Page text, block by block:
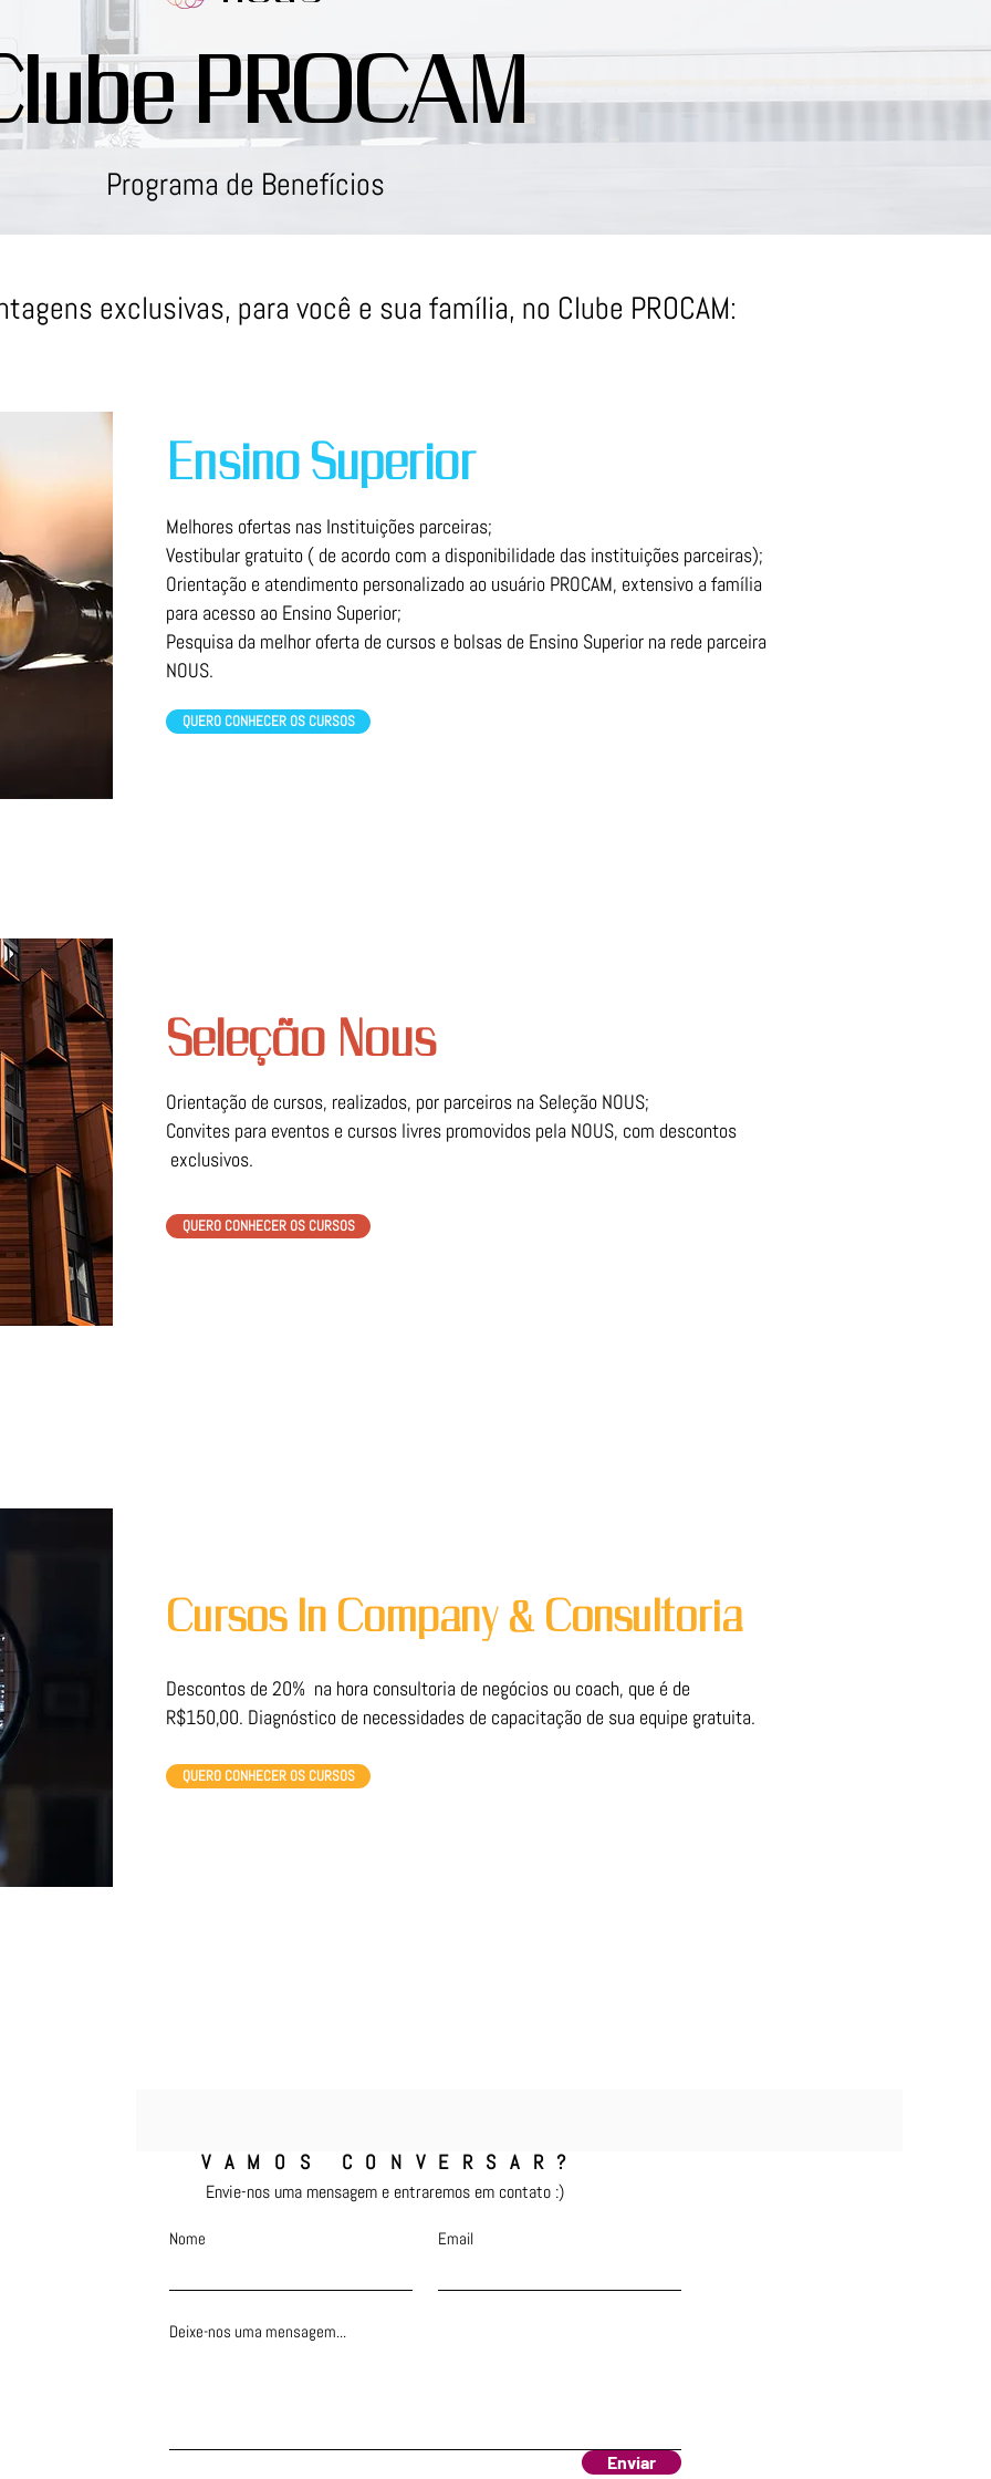
PROCAM
Programa de Benefícios
exclusivas, para você e sua família, no Clube PROCAM:
EnsinoSuperior
Melhores ofertas nas Instituições parceiras;
Vestibular gratuito ( de acordo com a disponibilidade das instituições parceiras);
Orientação e atendimento personalizado ao usuário PROCAM, extensivo a família
para acesso ao Ensino Superior;
Pesquisa da melhor oferta de cursos e bolsas de Ensino Superior na rede parceira
NOUS.
QUERO CONHECER OS CURSOS
Seleção Nous
Orientação de cursos, realizados, por parceiros na Seleção NOUS;
Convites para eventos e cursos livres promovidos pela NOUS, com descontos
exclusivos.
QUERO CONHECER OS CURSOS
Cursos In Company & Consultoria
Descontos de 20% na hora consultoria de negócios ou coach, que é de
R$150,00. Diagnóstico de necessidades de capacitação de sua equipe gratuita.
QUERO CONHECER OS CURSOS
VAMOS CONVERSAR?
Envie-nos uma mensagem e entraremos em contato :)
Nome Email
Deixe-nos uma mensagem...
Enviar